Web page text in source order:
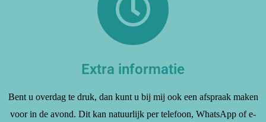
Extra informatie
Bent u overdag te druk, dan kunt u bij mij ook een afspraak maken
voor in de avond. Dit kan natuurlijk per telefoon, WhatsApp of e-